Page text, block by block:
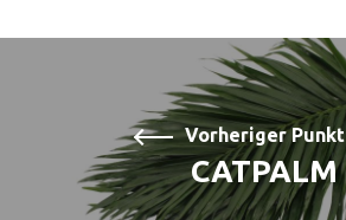
Vorheriger Punkt
CATPALM